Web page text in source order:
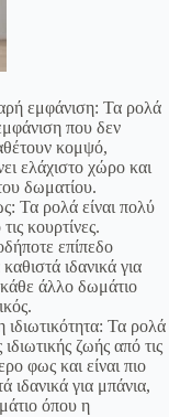
εμφάνιση: Τα ρολά
που δεν
κομψό,
ελάχιστο χώρο και
δωματίου.
Τα ρολά είναι πολύ
κουρτίνες.
επίπεδο
ιδανικά για
άλλο δωμάτιο
ιδιωτικότητα: Τα ρολά
ζωής από τις
φως και είναι πιο
ιδανικά για μπάνια,
όπου η